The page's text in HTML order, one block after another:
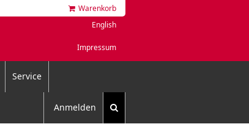
Warenkorb
English
Impressum
Service
Anmelden